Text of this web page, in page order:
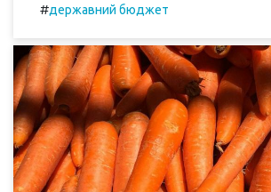
#державний бюджет